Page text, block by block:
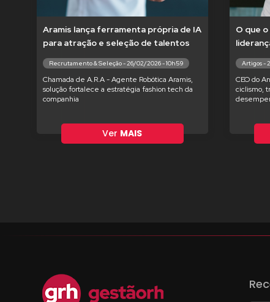
Aramis lança ferramenta própria de IA
para atração e seleção de talentos
Recrutamento & Seleção - 26/02/2026 - 10h59
Chamada de A.R.A - Agente Robótica Aramis,
solução fortalece a estratégia fashion tech da
companhia
Ver MAIS
O que
Artigos -
CEO do
ciclismo,